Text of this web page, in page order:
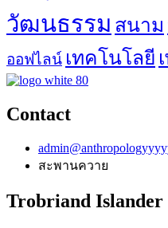
วัฒนธรรม สนาม
ออฟไลน์ เทคโนโลยี
Contact
สะพานควาย
Trobriand Islander